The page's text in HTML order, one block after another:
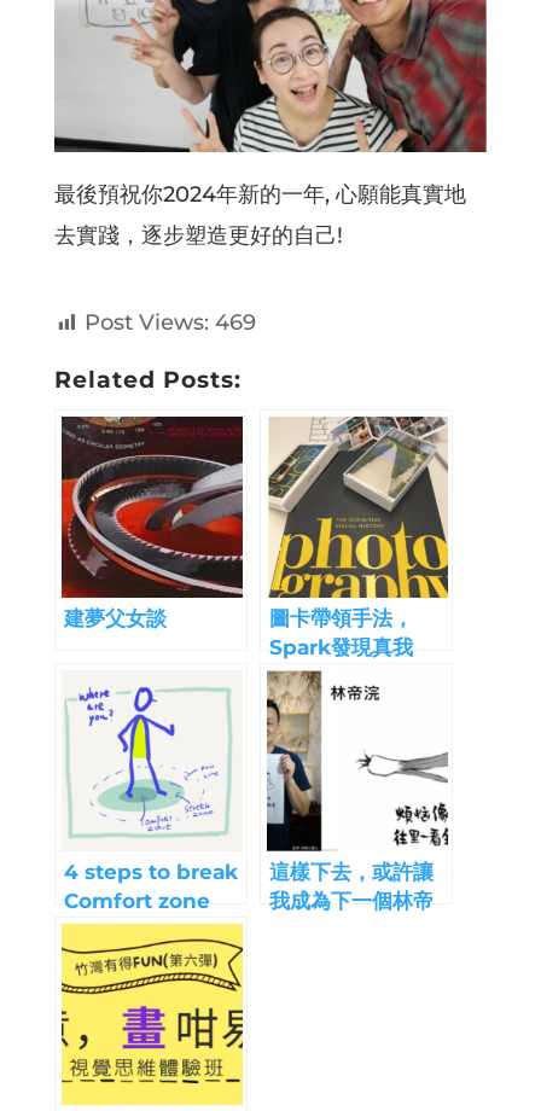
最後預祝你2024年新的一年, 心願能真實地
去實踐，逐步塑造更好的自己!
Post Views: 469
Related Posts:
建夢父女談
圖卡帶領手法，
Spark發現真我
4 steps to break
Comfort zone
這樣下去，或許讓
我成為下一個林帝